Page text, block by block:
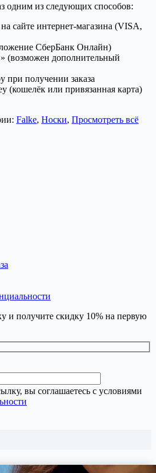
одним из следующих способов:
сайте интернет-магазина (VISA,
СберБанк Онлайн)
(возможен дополнительный
при получении заказа
или привязанная карта)
Falke, Носки, Просмотреть всё
и получите скидку 10% на первую
вы соглашаетесь с условиями